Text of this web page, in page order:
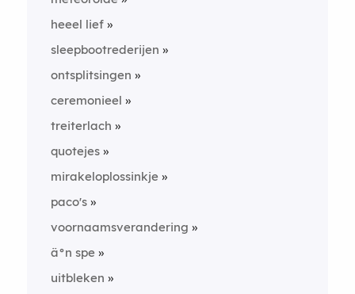
heeel lief
sleepbootrederijen
ontsplitsingen
ceremonieel
treiterlach
quotejes
mirakeloplossinkje
paco's
voornaamsverandering
ä°n spe
uitbleken